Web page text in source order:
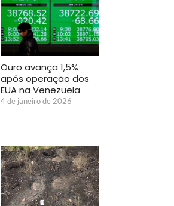
Ouro avança 1,5%
após operação dos
EUA na Venezuela
4 de janeiro de 2026